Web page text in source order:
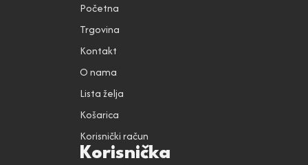
Početna
Trgovina
Kontakt
O nama
Lista želja
Košarica
Korisnički račun
Korisnička